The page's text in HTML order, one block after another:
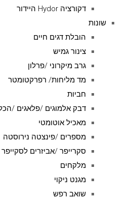
דקורציה Hydor היידור
שונות
הובלת דגים חיים
צינור גמיש
גרב מיקרוני /פרלון
מד מליחות/ רפרקטומטר
חביות
דבק אלמוגים /פלאגים /
מאכיל אוטומטי
מספרים /פינצטה נירוסטה
סקרייפר /אביזרים לסקייפר
מלקחים
מגנט ניקוי
שואב רפש